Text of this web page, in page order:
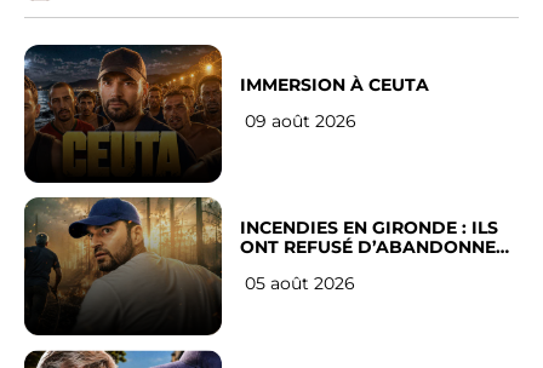
IMMERSION À CEUTA
09 août 2026
INCENDIES EN GIRONDE : ILS
ONT REFUSÉ D’ABANDONNER
05 août 2026